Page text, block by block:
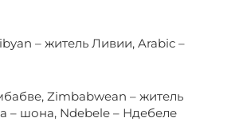
– житель Ливии, Arabic –
Zimbabwean – житель
– шона, Ndebele – Ндебеле